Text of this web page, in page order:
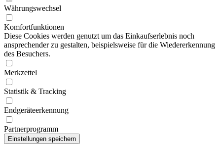
Währungswechsel
Komfortfunktionen
Diese Cookies werden genutzt um das Einkaufserlebnis noch
ansprechender zu gestalten, beispielsweise für die Wiedererkennung
des Besuchers.
Merkzettel
Statistik & Tracking
Endgeräteerkennung
Partnerprogramm